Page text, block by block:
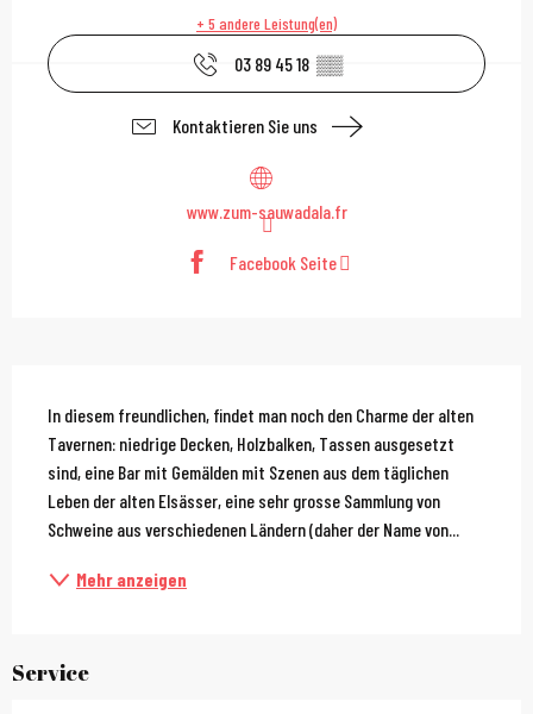
+ 5 andere Leistung(en)
03 89 45 18 ▒▒
Kontaktieren Sie uns
www.zum-sauwadala.fr
Facebook Seite
Beschreibung
In diesem freundlichen, findet man noch den Charme der alten
Tavernen: niedrige Decken, Holzbalken, Tassen ausgesetzt
sind, eine Bar mit Gemälden mit Szenen aus dem täglichen
Leben der alten Elsässer, eine sehr grosse Sammlung von
Schweine aus verschiedenen Ländern (daher der Name von...
Mehr anzeigen
Service